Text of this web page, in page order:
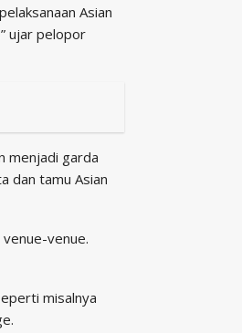
Asian
ujar pelopor
menjadi garda
dan tamu Asian
venue.
misalnya